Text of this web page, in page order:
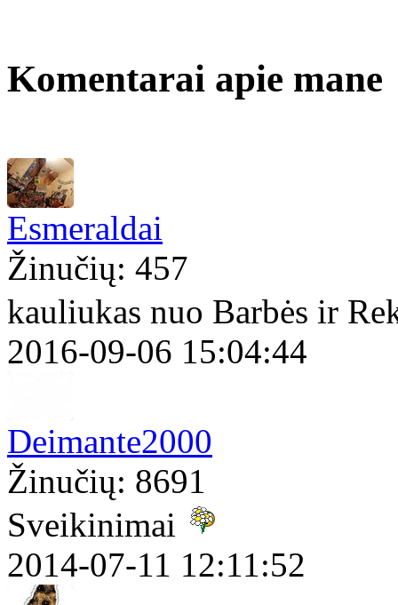
Komentarai apie mane
Esmeraldai
Žinučių: 457
kauliukas nuo Barbės ir
2016-09-06 15:04:44
Deimante2000
Žinučių: 8691
Sveikinimai
2014-07-11 12:11:52